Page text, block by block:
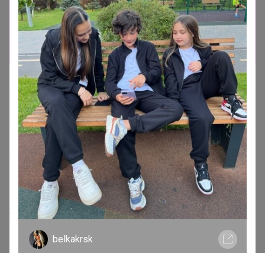
Информация о заказах доступна
лишь членам клуба
Показать
Студентка
Магистр
6 июля, 2022 13:33
Glamkat, здравствуйте, можно расфиксировать один
мешочек? Написали в ком., что одни серьги не
участвуют, я хотела на подарок в красивой упаковке.
belkakrsk